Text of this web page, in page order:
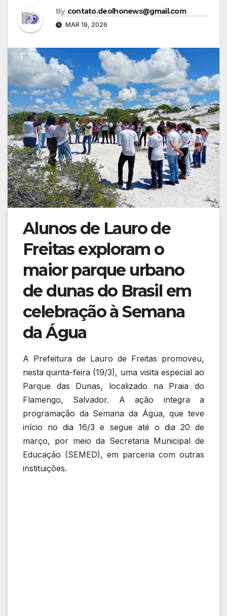
By contato.deolhonews@gmail.com
MAR 19, 2026
Alunos de Lauro de
Freitas exploram o
maior parque urbano
de dunas do Brasil em
celebração à Semana
da Água
A Prefeitura de Lauro de Freitas promoveu,
nesta quinta-feira (19/3), uma visita especial ao
Parque das Dunas, localizado na Praia do
Flamengo, Salvador. A ação integra a
programação da Semana da Água, que teve
início no dia 16/3 e segue até o dia 20 de
março, por meio da Secretaria Municipal de
Educação (SEMED), em parceria com outras
instituições.